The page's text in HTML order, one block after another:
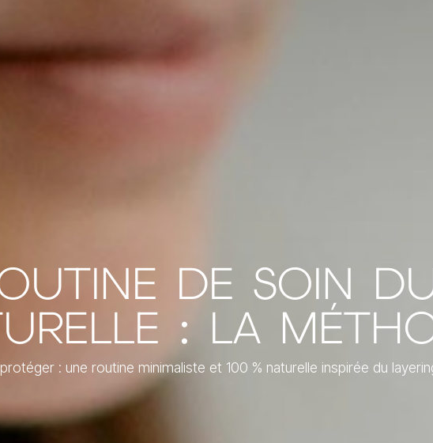
DE SOIN
: LA
: une routine minimaliste et 100 % naturelle inspirée du